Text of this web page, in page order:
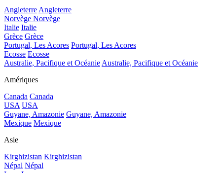
Angleterre Angleterre
Norvège Norvège
Italie Italie
Grèce Grèce
Portugal, Les Acores Portugal, Les Acores
Ecosse Ecosse
Australie, Pacifique et Océanie Australie, Pacifique et Océanie
Amériques
Canada Canada
USA USA
Guyane, Amazonie Guyane, Amazonie
Mexique Mexique
Asie
Kirghizistan Kirghizistan
Népal Népal